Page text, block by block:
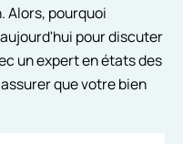
Alors, pourquoi
pour discuter
un expert en états des
que votre bien